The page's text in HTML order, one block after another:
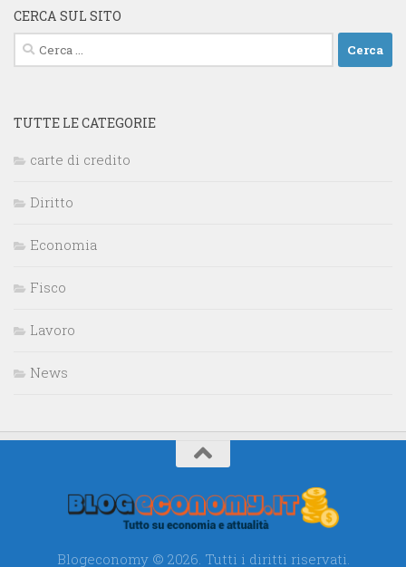
CERCA SUL SITO
Ricerca
per:
TUTTE LE CATEGORIE
carte di credito
Diritto
Economia
Fisco
Lavoro
News
Blogeconomy © 2026. Tutti i diritti riservati.